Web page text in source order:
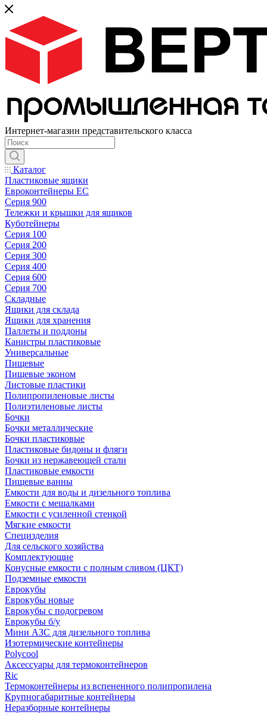
Интернет-магазин представительского класса
Каталог
Пластиковые ящики
Евроконтейнеры ЕС
Серия 900
Тележки и крышки для ящиков
Куботейнеры
Серия 100
Серия 200
Серия 300
Серия 400
Серия 600
Серия 700
Складные
Ящики для склада
Ящики для хранения
Паллеты и поддоны
Канистры пластиковые
Универсальные
Пищевые
Пищевые эконом
Листовые пластики
Полипропиленовые листы
Полиэтиленовые листы
Бочки
Бочки металлические
Бочки пластиковые
Пластиковые бидоны и фляги
Бочки из нержавеющей стали
Пластиковые емкости
Пищевые ванны
Емкости для воды и дизельного топлива
Емкости с мешалками
Емкости с усиленной стенкой
Мягкие емкости
Специзделия
Для сельского хозяйства
Комплектующие
Конусные емкости с полным сливом (ЦКТ)
Подземные емкости
Еврокубы
Еврокубы новые
Еврокубы с подогревом
Еврокубы б/у
Мини АЗС для дизельного топлива
Изотермические контейнеры
Polycool
Аксессуары для термоконтейнеров
Ric
Термоконтейнеры из вспененного полипропилена
Крупногабаритные контейнеры
Неразборные контейнеры